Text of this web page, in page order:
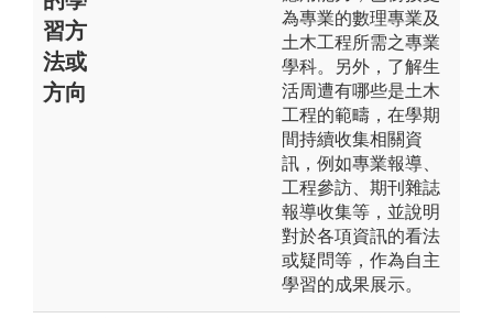
習方
法或
方向
為專業的數理專業及
土木工程所需之專業
學科。另外，了解生
活周遭有哪些是土木
工程的範疇，在學期
間持續收集相關資
訊，例如專業報導、
工程參訪、期刊雜誌
報導收集等，並說明
對於各項資訊的看法
或疑問等，作為自主
學習的成果展示。